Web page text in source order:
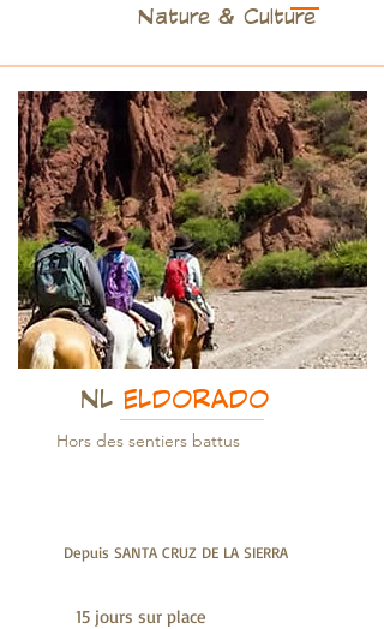
Nature & Culture
NL ELDORADO
Hors des sentiers battus
Depuis SANTA CRUZ DE LA SIERRA
15 jours sur place